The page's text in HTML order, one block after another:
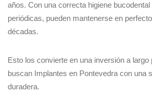
años. Con una correcta higiene
periódicas, pueden mantenerse en
décadas.
Esto los convierte en una inversión a largo
buscan Implantes en Pontevedra con una
duradera.